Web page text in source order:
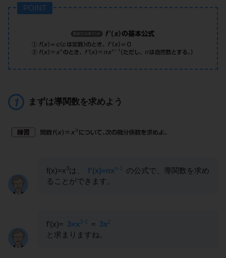
POINT
まずは導関数を求めよう
f(x)=x3は、 f'(x)=nxn-1
の公式で、導関数を求め
ることができます。
f'(x)= 3×x3-1 = 3x2
と求まりますね。